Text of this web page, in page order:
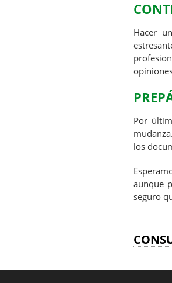
Hacer
Por
los
aunque
seguro